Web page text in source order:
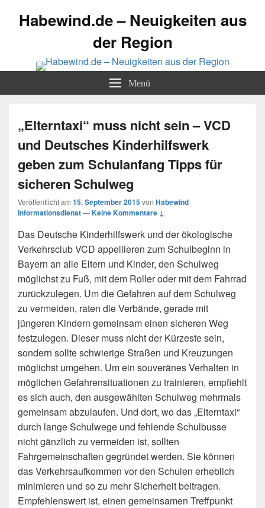
Habewind.de – Neuigkeiten aus
der Region
Menü
„Elterntaxi“ muss nicht sein – VCD
und Deutsches Kinderhilfswerk
geben zum Schulanfang Tipps für
sicheren Schulweg
Veröffentlicht am 15. September 2015von Habewind
Informationsdienst—Keine Kommentare ↓
Das Deutsche Kinderhilfswerk und der ökologische
Verkehrsclub VCD appellieren zum Schulbeginn in
Bayern an alle Eltern und Kinder, den Schulweg
möglichst zu Fuß, mit dem Roller oder mit dem Fahrrad
zurückzulegen. Um die Gefahren auf dem Schulweg
zu vermeiden, raten die Verbände, gerade mit
jüngeren Kindern gemeinsameinen sicheren Weg
festzulegen. Dieser muss nicht der Kürzeste sein,
sondern sollte schwierige Straßen und Kreuzungen
möglichst umgehen. Um ein souveränes Verhalten in
möglichen Gefahrensituationen zu trainieren, empfiehlt
es sich auch, den ausgewählten Schulweg mehrmals
gemeinsam abzulaufen. Und dort, wo das „Elterntaxi“
durch lange Schulwege und fehlende Schulbusse
nicht gänzlich zu vermeiden ist, sollten
Fahrgemeinschaften gegründet werden. Sie können
das Verkehrsaufkommen vor den Schulen erheblich
minimieren und so zu mehr Sicherheit beitragen.
Empfehlenswert ist, einen gemeinsamen Treffpunkt